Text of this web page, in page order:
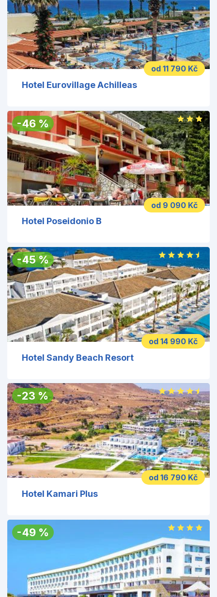
od 11 790 Kč
Hotel Eurovillage Achilleas
od 9 090 Kč
-46 %
Hotel Poseidonio B
od 14 990 Kč
-45%
Hotel Sandy Beach Resort
od 16 790 Kč
-23 %
Hotel Kamari Plus
-49 %